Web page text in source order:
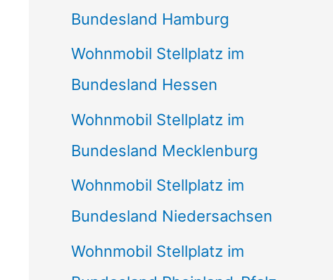
Bundesland Hamburg
Wohnmobil Stellplatz im
Bundesland Hessen
Wohnmobil Stellplatz im
Bundesland Mecklenburg
Wohnmobil Stellplatz im
Bundesland Niedersachsen
Wohnmobil Stellplatz im